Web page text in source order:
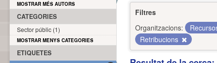
Filtres
Organitzacions:
Retribucions
MOSTRAR MÉS AUTORS
CATEGORIES
Sector públic (1)
MOSTRAR MENYS CATEGORIES
ETIQUETES